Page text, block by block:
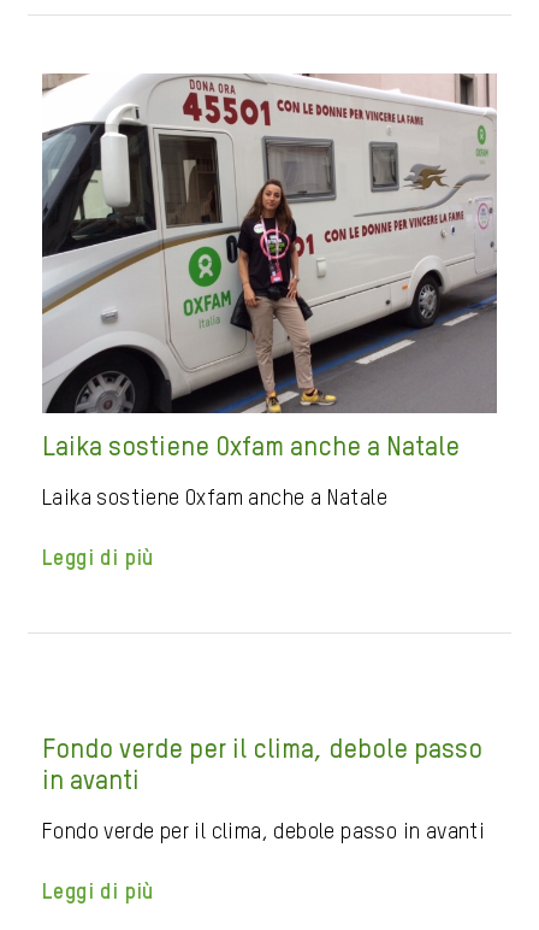
Laika sostiene Oxfam anche a Natale
Laika sostiene Oxfam anche a Natale
Leggi di più
Fondo verde per il clima, debole passo
in avanti
Fondo verde per il clima, debole passo in avanti
Leggi di più